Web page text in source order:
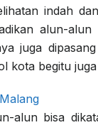
indah
alun-alun
juga
kota begitu
alun bisa